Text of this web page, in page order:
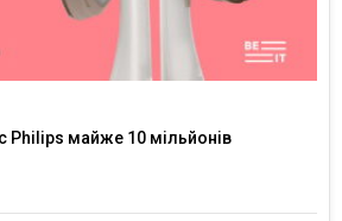
Philips майже 10 мільйонів